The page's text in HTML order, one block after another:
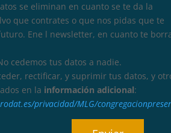
se eliminan en cuanto se te da la
que contrates o que nos pidas que te
Ene l newsletter, en cuanto te
cedemos tus datos a nadie.
rectificar, y suprimir tus datos, y
en la información adicional:
privacidad/MLG/